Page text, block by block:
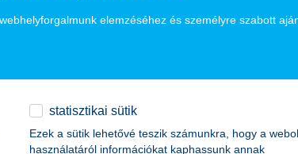
Ezeknek a gyerekeknek sokszor csak álom az, ami
elemzéséhez és személyre szabott
statisztikai sütik
Ezek a sütik lehetővé teszik számunkra, hogy a
használatáról információkat kaphassunk annak